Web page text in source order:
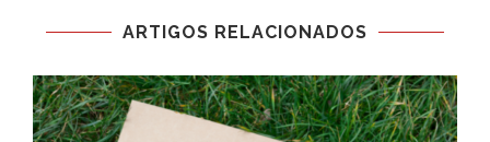
ARTIGOS RELACIONADOS